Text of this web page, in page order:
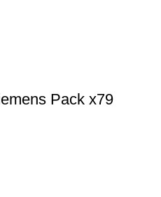
Pack x79